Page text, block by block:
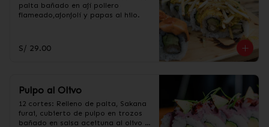
palta bañado en ají pollero
flameado,ajonjolí y papas al hilo.
S/ 29.00
Pulpo al Olivo
12 cortes: Relleno de palta, Sakana
furai, cubierto de pulpo en trozos
bañado en salsa aceituna al olivo y